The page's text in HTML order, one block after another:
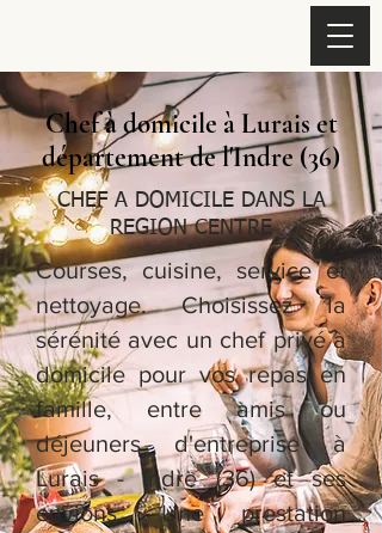
Chef à domicile à Lurais et
département de l'Indre (36)
CHEF A DOMICILE DANS LA
REGION CENTRE
Courses, cuisine, service et
nettoyage. Choisissez la
sérénité avec un chef privé à
domicile pour vos repas en
famille, entre amis ou
déjeuners d'entreprise à
Lurais - Indre (36) et ses
envions. Une prestation